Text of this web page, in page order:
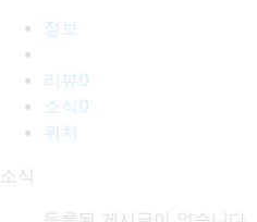
정보
리뷰0
소식 0
위치
소식